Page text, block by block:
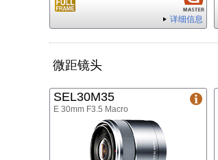
详细信息
微距镜头
SEL30M35
E 30mm F3.5 Macro